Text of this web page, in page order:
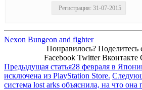
Регистрация: 31-07-2015
Nexon Вungeon and fighter
Понравилось? Поделитесь
Facebook Twitter Вконтакте
Предыдущая статья28 февраля в
исключена из PlayStation Store.
система lost arks объяснила, на что она